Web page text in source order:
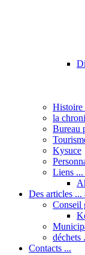
Histoire
la
Bureau
Kysuce
Liens ...
Des articles ...
Conseil
déchets
Contacts ...